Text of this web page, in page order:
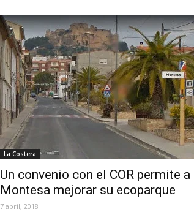
La Costera
Un convenio con el COR permite a
Montesa mejorar su ecoparque
7 abril, 2018